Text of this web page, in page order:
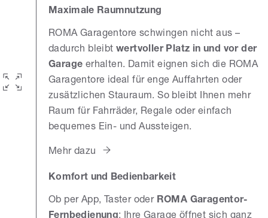
Maximale Raumnutzung
ROMA Garagentore schwingen nicht aus –
dadurch bleibtwertvoller Platz in und vor der
Garage erhalten. Damit eignen sich die ROMA
Garagentore ideal für enge Auffahrten oder
zusätzlichen Stauraum. So bleibt Ihnen mehr
Raum für Fahrräder, Regale oder einfach
bequemes Ein- und Aussteigen.
Mehr dazu
Komfort und Bedienbarkeit
Ob per App, Taster oder ROMA Garagentor-
Fernbedienung: Ihre Garage öffnet sich ganz